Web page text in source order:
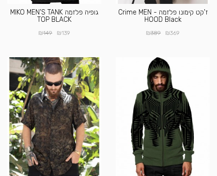
ז'קט קימונו פלזמה - Crime MEN
HOOD Black
₪369
₪389
גופיה פלזמה MIKO MEN’S TANK
TOP BLACK
₪139
₪149